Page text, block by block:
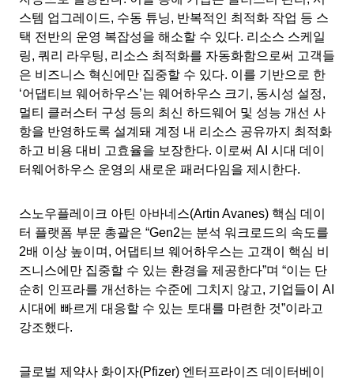
스템 업그레이드, 수동 튜닝, 반복적인 최적화 작업 등 스
택 전반의 운영 복잡성을 해소할 수 있다. 리소스 스케일
링, 쿼리 라우팅, 리소스 최적화를 자동화함으로써 고객들
은 비즈니스 혁신에만 집중할 수 있다. 이를 기반으로 한
‘어댑티브 웨어하우스’는 웨어하우스 크기, 동시성 설정,
멀티 클러스터 구성 등의 최신 하드웨어 및 성능 개선 사
항을 반영하도록 설계돼 계정 내 리소스 공유까지 최적화
하고 비용 대비 고효율을 보장한다. 이로써 AI 시대 데이
터웨어하우스 운영의 새로운 패러다임을 제시한다.
스노우플레이크 아틴 아바네스(Artin Avanes) 핵심 데이
터 플랫폼 부문 총괄은 “Gen2는 분석 워크로드의 속도를
2배 이상 높이며, 어댑티브 웨어하우스는 고객이 핵심 비
즈니스에만 집중할 수 있는 환경을 제공한다”며 “이는 단
순히 인프라를 개선하는 수준에 그치지 않고, 기업들이 AI
시대에 빠르게 대응할 수 있는 토대를 마련한 것”이라고
강조했다.
글로벌 제약사 화이자(Pfizer) 엔터프라이즈 데이터베이